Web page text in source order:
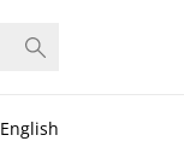
English